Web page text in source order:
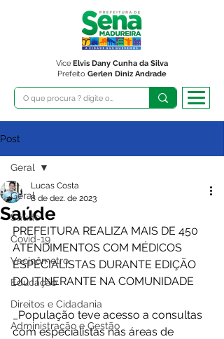
Prefeito Gerlen Diniz Andrade
Vice Elvis Dany Cunha da Silva
Post
Geral
Saúde
Covid-19
Vacinômetro
Educação
Direitos e Cidadania
Administração e Gestão
Geral
Saúde
Lucas Costa
8 de dez. de 2023
PREFEITURA REALIZA MAIS DE 450
ATENDIMENTOS COM MÉDICOS
ESPECIALISTAS DURANTE EDIÇÃO
DO ITINERANTE NA COMUNIDADE
_População teve acesso a consultas
com especialistas nas áreas de